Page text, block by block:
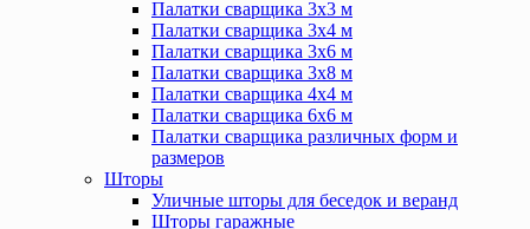
Палатки сварщика 3х3 м
Палатки сварщика 3х4 м
Палатки сварщика 3х6 м
Палатки сварщика 3х8 м
Палатки сварщика 4х4 м
Палатки сварщика 6х6 м
Палатки сварщика различных форм и
размеров
Шторы
Уличные шторы для беседок и веранд
Шторы гаражные